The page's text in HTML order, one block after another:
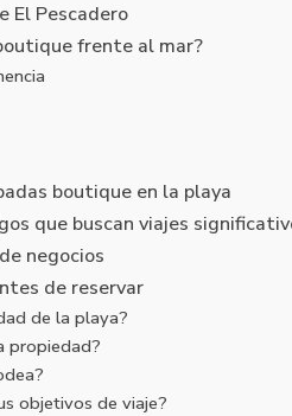
El Pescadero
frente al mar?
boutique en la playa
que buscan viajes
negocios
de reservar
de la playa?
propiedad?
objetivos de viaje?